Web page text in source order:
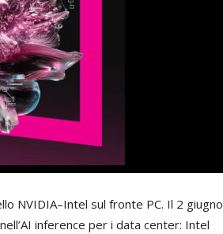
NVIDIA–Intel sul fronte PC. Il 2 giugno
inference per i data center: Intel